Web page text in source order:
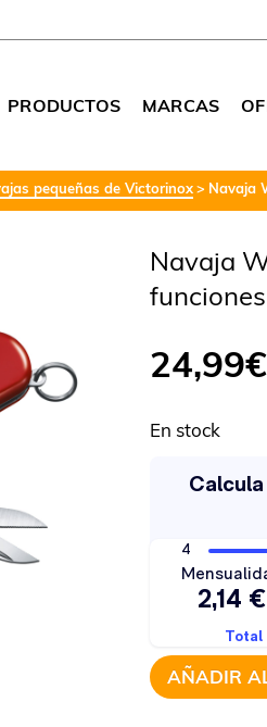
PRODUCTOS MARCAS
pequeñas de Victorinox Navaja
Navaja
24,99€
En stock
AÑADIR